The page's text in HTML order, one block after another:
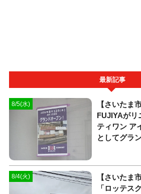
最新記事
8/5(水)
【さいたま
FUJIYAがリ
ティワン ア
としてグラ
8/4(火)
【さいたま
「ロッテス